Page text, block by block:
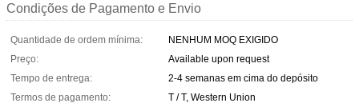
Condições de Pagamento e Envio
Quantidade de ordem mínima:
NENHUM MOQ EXIGIDO
Preço:
Available upon request
Tempo de entrega:
2-4 semanas em cima do depósito
Termos de pagamento:
T / T, Western Union